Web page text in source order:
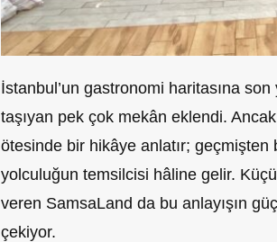
İstanbul’un gastronomi haritasına
taşıyan pek çok mekân eklendi.
ötesinde bir hikâye anlatır;
yolculuğun temsilcisi hâline gelir.
veren SamsaLand da bu anlayışın
çekiyor.